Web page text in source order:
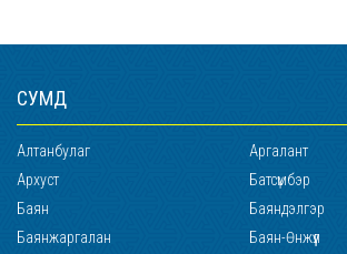
СУМД
Алтанбулаг
Аргалант
Архуст
Батсүмбэр
Баян
Баяндэлгэр
Баянжаргалан
Баян-Өнжүүл